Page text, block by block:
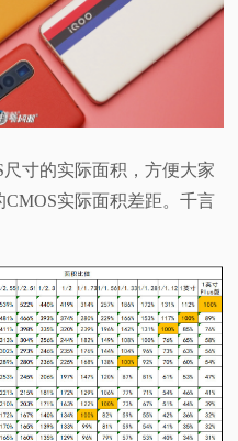
寸的实际面积，方便大家
实际面积差距。千言